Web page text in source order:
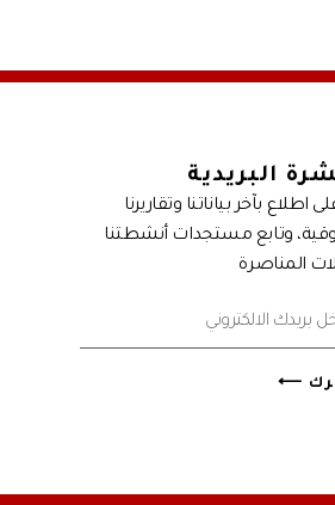
البريدية
اطلاع بآخر بياناتنا وتقاريرنا
وتابع مستجدات أنشطتنا
المناصرة
⟵